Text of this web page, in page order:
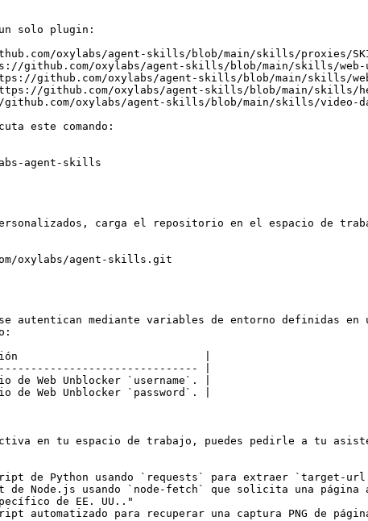
solo plugin:
oxylabs/agent-skills/blob/main/skills/proxies/
github.com/oxylabs/agent-skills/blob/main/skills/web-
github.com/oxylabs/agent-skills/blob/main/skills/
github.com/oxylabs/agent-skills/blob/main/skills/
oxylabs/agent-skills/blob/main/skills/video-
este comando:
agent-skills
carga el repositorio en el espacio de
oxylabs/agent-skills.git
autentican mediante variables de entorno definidas
|
|
de Web Unblocker `username`. |
de Web Unblocker `password`. |
en tu espacio de trabajo, puedes pedirle a tu
de Python usando `requests` para extraer `target-
Node.js usando `node-fetch` que solicita una
de EE. UU.."
automatizado para recuperar una captura PNG de